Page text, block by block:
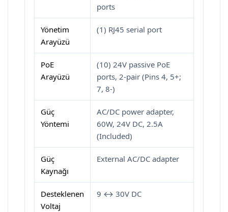
ports
Yönetim
Arayüzü
(1) RJ45 serial port
PoE
Arayüzü
(10) 24V passive PoE
ports, 2-pair (Pins 4, 5+;
7, 8-)
Güç
Yöntemi
AC/DC power adapter,
60W, 24V DC, 2.5A
(Included)
Güç
Kaynağı
External AC/DC adapter
Desteklenen
Voltaj
9 ↔ 30V DC